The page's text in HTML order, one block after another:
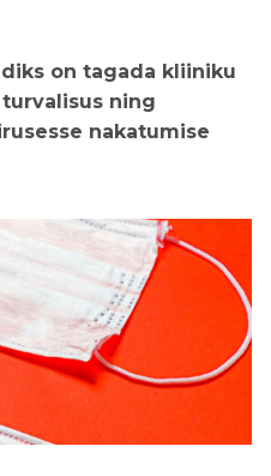
on tagada kliiniku
ning
nakatumise